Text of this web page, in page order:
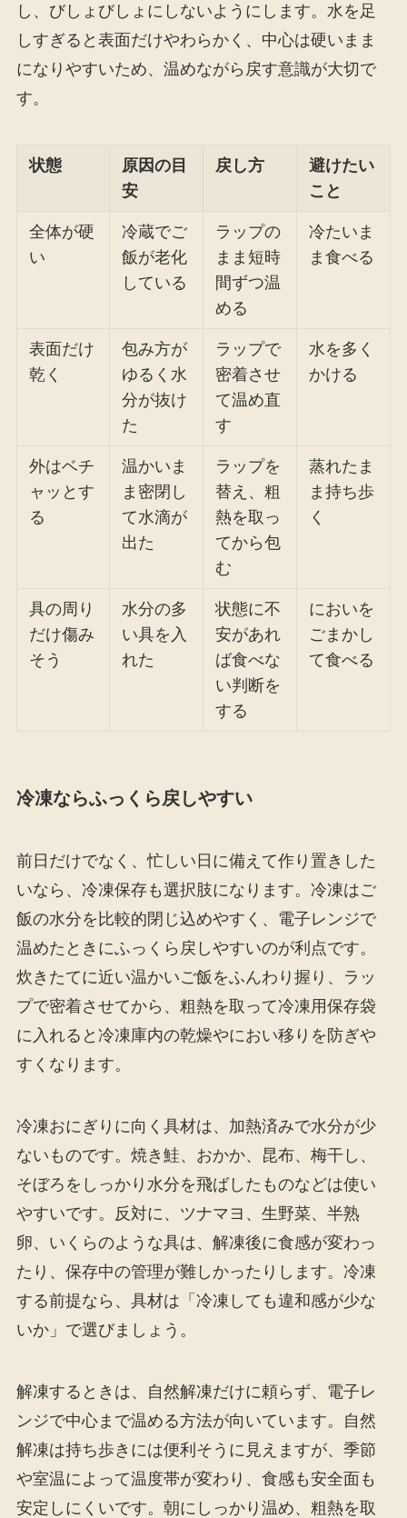
し、びしょびしょにしないようにします。水を足
しすぎると表面だけやわらかく、中心は硬いまま
になりやすいため、温めながら戻す意識が大切で
す。
状態
原因の目
安
戻し方
避けたい
こと
全体が硬
い
冷蔵でご
飯が老化
している
ラップの
まま短時
間ずつ温
める
冷たいま
ま食べる
表面だけ
乾く
包み方が
ゆるく水
分が抜け
た
ラップで
密着させ
て温め直
す
水を多く
かける
外はベチ
ャッとす
る
温かいま
ま密閉し
て水滴が
出た
ラップを
替え、粗
熱を取っ
てから包
む
蒸れたま
ま持ち歩
く
具の周り
だけ傷み
そう
水分の多
い具を入
れた
状態に不
安があれ
ば食べな
い判断を
する
においを
ごまかし
て食べる
冷凍ならふっくら戻しやすい
前日だけでなく、忙しい日に備えて作り置きした
いなら、冷凍保存も選択肢になります。冷凍はご
飯の水分を比較的閉じ込めやすく、電子レンジで
温めたときにふっくら戻しやすいのが利点です。
炊きたてに近い温かいご飯をふんわり握り、ラッ
プで密着させてから、粗熱を取って冷凍用保存袋
に入れると冷凍庫内の乾燥やにおい移りを防ぎや
すくなります。
冷凍おにぎりに向く具材は、加熱済みで水分が少
ないものです。焼き鮭、おかか、昆布、梅干し、
そぼろをしっかり水分を飛ばしたものなどは使い
やすいです。反対に、ツナマヨ、生野菜、半熟
卵、いくらのような具は、解凍後に食感が変わっ
たり、保存中の管理が難しかったりします。冷凍
する前提なら、具材は「冷凍しても違和感が少な
いか」で選びましょう。
解凍するときは、自然解凍だけに頼らず、電子レ
ンジで中心まで温める方法が向いています。自然
解凍は持ち歩きには便利そうに見えますが、季節
や室温によって温度帯が変わり、食感も安全面も
安定しにくいです。朝にしっかり温め、粗熱を取